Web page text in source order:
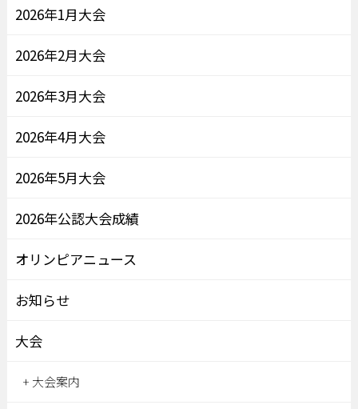
2026年1月大会
2026年2月大会
2026年3月大会
2026年4月大会
2026年5月大会
2026年公認大会成績
オリンピアニュース
お知らせ
大会
大会案内